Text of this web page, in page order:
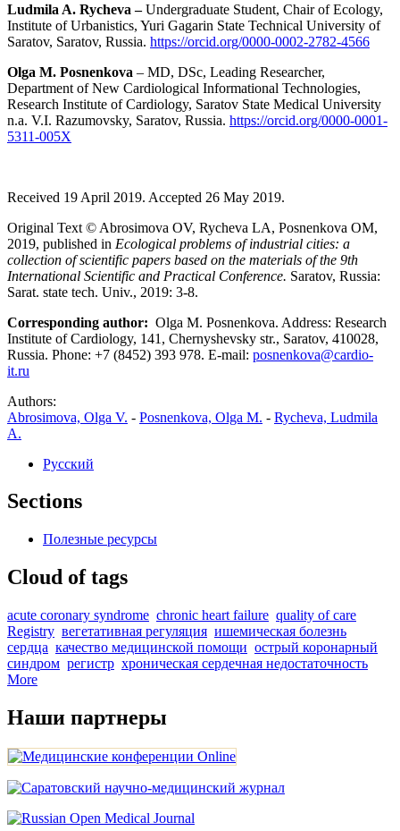
Ludmila A. Rycheva –Undergraduate Student, Chair of Ecology,
Institute of Urbanistics, Yuri Gagarin State Technical University of
Saratov, Saratov, Russia. https://orcid.org/0000-0002-2782-4566
Olga M. Posnenkova – MD, DSc, Leading Researcher,
Department of New Cardiological Informational Technologies,
Research Institute of Cardiology, Saratov State Medical University
n.a. V.I. Razumovsky, Saratov, Russia. https://orcid.org/0000-0001-
5311-005X
Received 19 April 2019. Accepted 26 May 2019.
Original Text © Abrosimova OV, Rycheva LA, Posnenkova OM,
2019, published in Ecological problems of industrial cities: a
collection of scientific papers based on the materials of the 9th
International Scientific and Practical Conference. Saratov, Russia:
Sarat. state tech. Univ., 2019: 3-8.
Corresponding author: Olga M. Posnenkova. Address: Research
Institute of Cardiology, 141, Chernyshevsky str., Saratov, 410028,
Russia. Phone: +7 (8452) 393 978. E-mail: posnenkova@cardio-
it.ru
Authors:
Abrosimova, Olga V. - Posnenkova, Olga M. - Rycheva, Ludmila
A.
Русский
Sections
Полезные ресурсы
Cloud of tags
acute coronary syndrome chronic heart failure quality of care
Registry вегетативная регуляция ишемическая болезнь
сердца качество медицинской помощи острый коронарный
синдром регистр хроническая сердечная недостаточность
More
Наши партнеры